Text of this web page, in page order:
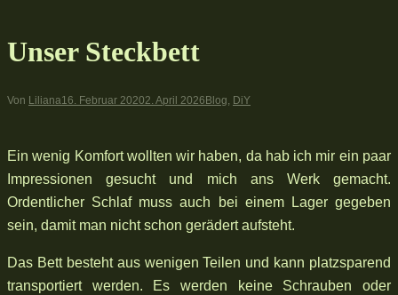
Unser Steckbett
Von Liliana16. Februar 20202. April 2026 Blog, DiY
Ein wenig Komfort wollten wir haben, da hab ich mir ein paar
Impressionen gesucht und mich ans Werk gemacht.
Ordentlicher Schlaf muss auch bei einem Lager gegeben
sein, damit man nicht schon gerädert aufsteht.
Das Bett besteht aus wenigen Teilen und kann platzsparend
transportiert werden. Es werden keine Schrauben oder